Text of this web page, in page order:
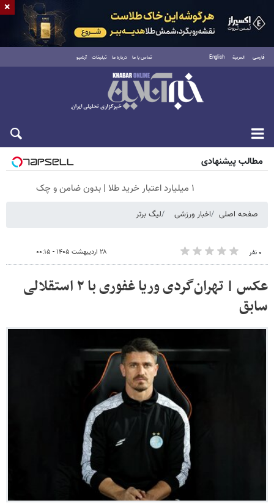
فارسی العربية English تماس با ما درباره ما تبلیغات آرشیو
پنجشنبه ۱۵ مرداد ۱۴۰۵
مطالب پیشنهادی
۱ میلیارد اعتبار خرید طلا | بدون ضامن و چک
صفحه اصلی اخبار ورزشی لیگ برتر
۰ نفر ۲۸ اردیبهشت ۱۴۰۵ - ۰۰:۱۵
عکس | تهران‌گردی وریا غفوری با ۲ استقلالی
سابق
×